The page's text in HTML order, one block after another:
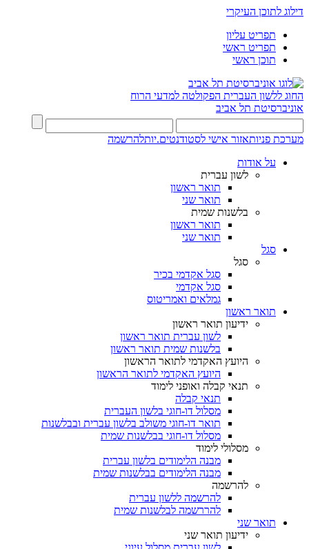
דילוג לתוכן העיקרי
תפריט עליון
תפריט ראשי
תוכן ראשי
החוג ללשון העברית הפקולטה למדעי הרוח
אוניברסיטת תל אביב
מערכת פניותאזור אישי לסטודנטים.יותלהרשמה
על אודות
לשון עברית
תואר ראשון
תואר שני
בלשנות שמית
תואר ראשון
תואר שני
סגל
סגל
סגל אקדמי בכיר
סגל אקדמי
גמלאים ואמריטוס
תואר ראשון
ידיעון תואר ראשון
לשון עברית תואר ראשון
בלשנות שמית תואר ראשון
היועץ האקדמי לתואר הראשון
היועץ האקדמי לתואר הראשון
תנאי קבלה ואופני לימוד
תנאי קבלה
מסלול דו-חוגי בלשון העברית
תואר דו-חוגי משולב בלשון עברית ובבלשנות
מסלול דו-חוגי בבלשנות שמית
מסלולי לימוד
מבנה הלימודים בלשון עברית
מבנה הלימודים בבלשנות שמית
להרשמה
להרשמה ללשון עברית
להררשמה לבלשנות שמית
תואר שני
ידיעון תואר שני